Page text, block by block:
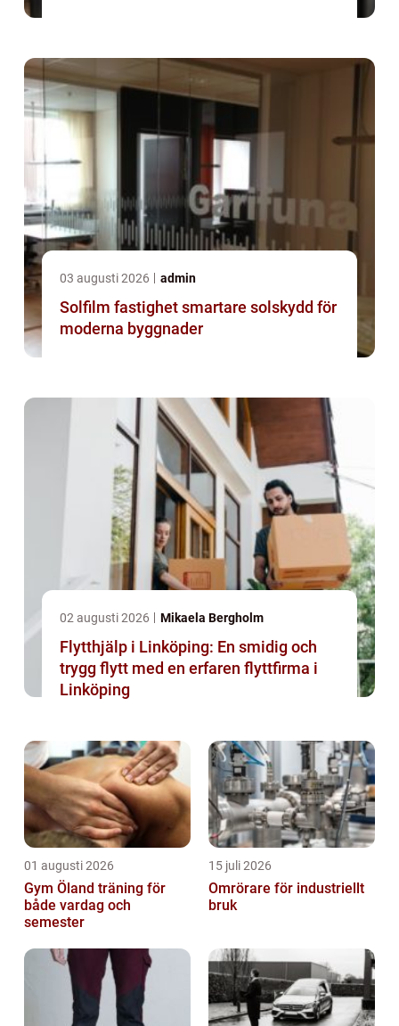
03 augusti 2026 admin
Solfilm fastighet smartare solskydd för
moderna byggnader
02 augusti 2026 Mikaela Bergholm
Flytthjälp i Linköping: En smidig och
trygg flytt med en erfaren flyttfirma i
Linköping
01 augusti 2026
Gym Öland träning för
både vardag och
semester
15 juli 2026
Omrörare för industriellt
bruk